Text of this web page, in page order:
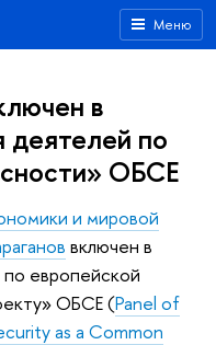
Меню
в
деятелей по
ОБСЕ
и мировой
включен в
европейской
ОБСЕ (Panel of
as a Common